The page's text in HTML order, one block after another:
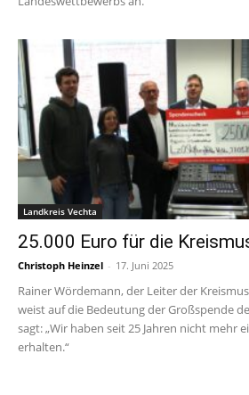
Landkreis Vechta
25.000 Euro für die
Christoph Heinzel - 17. Juni 2025
Rainer Wördemann, der Leiter der
weist auf die Bedeutung der Großspende
sagt: „Wir haben seit 25 Jahren nicht mehr
erhalten.“